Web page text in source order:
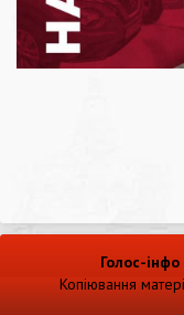
Голос-
Копіювання